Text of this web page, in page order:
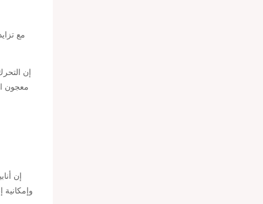
مع
إن
معجون
إن
وإمكانية